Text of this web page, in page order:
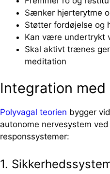
Sænker hjerterytme
Støtter fordøjelse og
Kan være undertrykt
Skal aktivt trænes
meditation
Integration med
Polyvagal teorien bygger
autonome nervesystem
responssystemer:
1.